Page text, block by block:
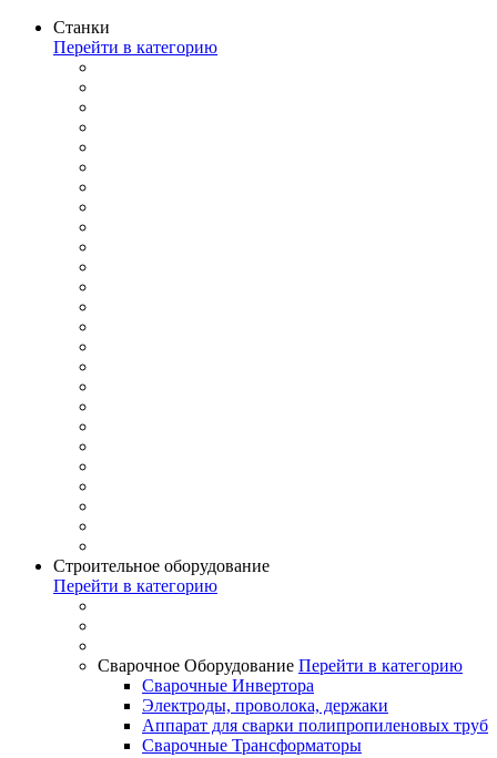
Станки
Перейти в категорию
Строительное оборудование
Перейти в категорию
Сварочное Оборудование Перейти в категорию
Сварочные Инвертора
Электроды, проволока, держаки
Аппарат для сварки полипропиленовых труб
Сварочные Трансформаторы